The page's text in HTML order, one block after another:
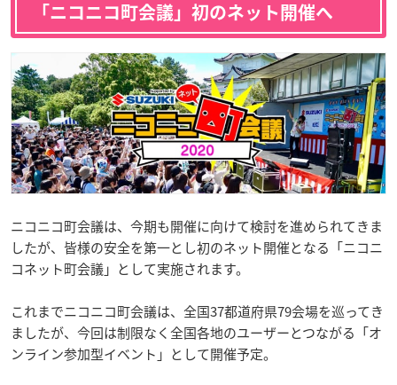
「ニコニコ町会議」初のネット開催へ
ニコニコ町会議は、今期も開催に向けて検討を進められてきま
したが、皆様の安全を第一とし初のネット開催となる「ニコニ
コネット町会議」として実施されます。
これまでニコニコ町会議は、全国37都道府県79会場を巡ってき
ましたが、今回は制限なく全国各地のユーザーとつながる「オ
ンライン参加型イベント」として開催予定。